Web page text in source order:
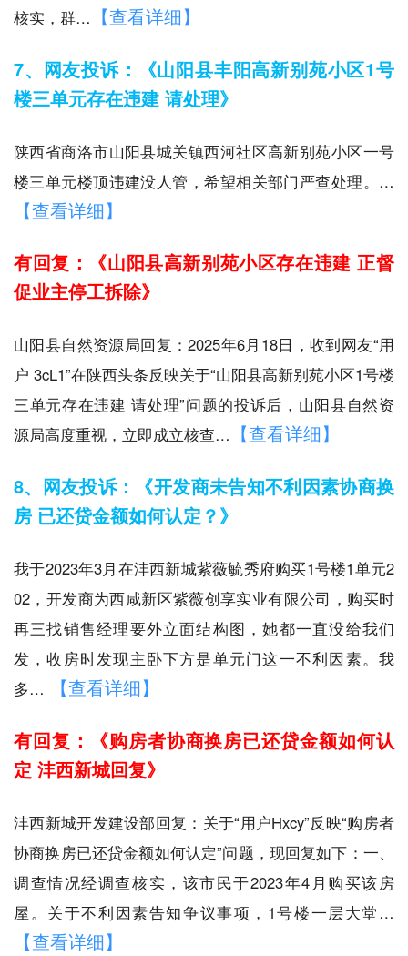
核实，群… 【查看详细】
7、网友投诉：《山阳县丰阳高新别苑小区1号
楼三单元存在违建 请处理》
陕西省商洛市山阳县城关镇西河社区高新别苑小区一号
楼三单元楼顶违建没人管，希望相关部门严查处理。…
【查看详细】
有回复：《山阳县高新别苑小区存在违建 正督
促业主停工拆除》
山阳县自然资源局回复：2025年6月18日，收到网友“用
户 3cL1”在陕西头条反映关于“山阳县高新别苑小区1号楼
三单元存在违建 请处理”问题的投诉后，山阳县自然资
源局高度重视，立即成立核查… 【查看详细】
8、网友投诉：《开发商未告知不利因素协商换
房 已还贷金额如何认定？》
我于2023年3月在沣西新城紫薇毓秀府购买1号楼1单元2
02，开发商为西咸新区紫薇创享实业有限公司，购买时
再三找销售经理要外立面结构图，她都一直没给我们
发，收房时发现主卧下方是单元门这一不利因素。我
多…
【查看详细】
有回复：《购房者协商换房已还贷金额如何认
定 沣西新城回复》
沣西新城开发建设部回复：关于“用户Hxcy”反映“购房者
协商换房已还贷金额如何认定”问题，现回复如下：一、
调查情况经调查核实，该市民于2023年4月购买该房
屋。关于不利因素告知争议事项，1号楼一层大堂…
【查看详细】